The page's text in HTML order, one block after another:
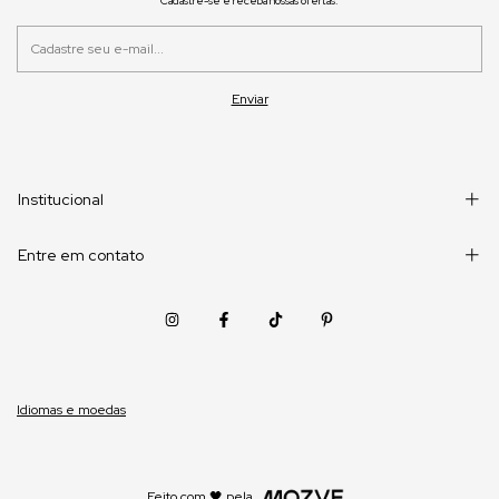
Institucional
Entre em contato
Idiomas e moedas